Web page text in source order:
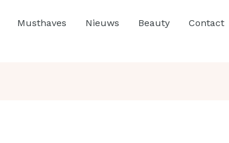
Musthaves Nieuws Beauty Contact